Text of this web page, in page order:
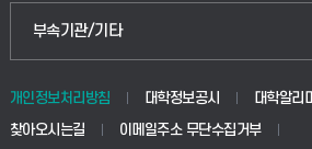
생명공학부
공공정책대학원
교육대학원
웹메일
학사시스템(전문학사 및 전공심화)
부속기관/기타
중앙도서관
학생생활관(안성)
개인정보처리방침 대학정보공시 대학알리미
찾아오시는길
이메일주소 무단수집거부